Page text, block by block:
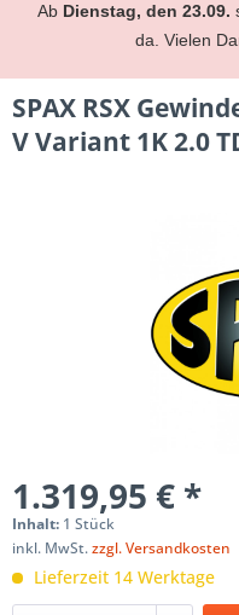
Ab Dienstag, den 23.09.
da. Vielen
SPAX RSX
V Variant 1K 2.0
1.319,95 € *
Inhalt: 1 Stück
inkl. MwSt.zzgl. Versandkosten
Lieferzeit 14 Werktage